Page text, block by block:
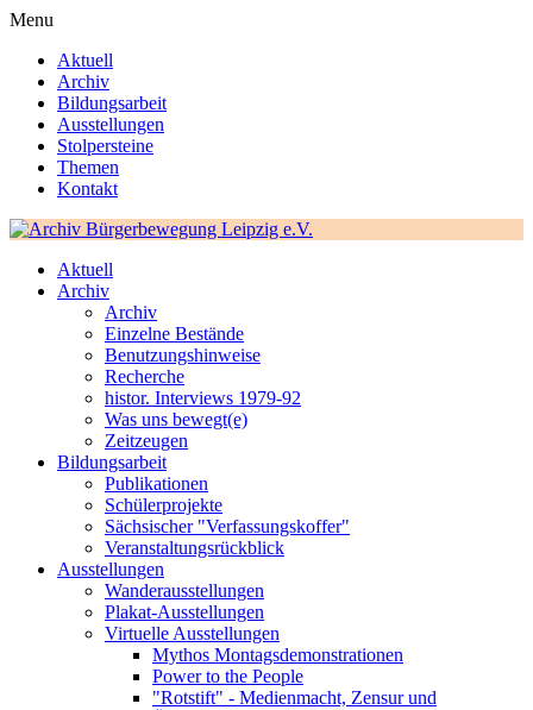
Menu
Aktuell
Archiv
Bildungsarbeit
Ausstellungen
Stolpersteine
Themen
Kontakt
Aktuell
Archiv
Archiv
Einzelne Bestände
Benutzungshinweise
Recherche
histor. Interviews 1979-92
Was uns bewegt(e)
Zeitzeugen
Bildungsarbeit
Publikationen
Schülerprojekte
Sächsischer "Verfassungskoffer"
Veranstaltungsrückblick
Ausstellungen
Wanderausstellungen
Plakat-Ausstellungen
Virtuelle Ausstellungen
Mythos Montagsdemonstrationen
Power to the People
"Rotstift" - Medienmacht, Zensur und